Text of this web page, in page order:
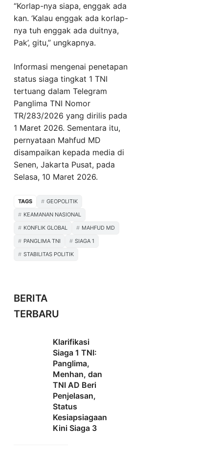
“Korlap-nya siapa, enggak ada
kan. ‘Kalau enggak ada korlap-
nya tuh enggak ada duitnya,
Pak’, gitu,” ungkapnya.
Informasi mengenai penetapan
status siaga tingkat 1 TNI
tertuang dalam Telegram
Panglima TNI Nomor
TR/283/2026 yang dirilis pada
1 Maret 2026. Sementara itu,
pernyataan Mahfud MD
disampaikan kepada media di
Senen, Jakarta Pusat, pada
Selasa, 10 Maret 2026.
TAGS
GEOPOLITIK
KEAMANAN NASIONAL
KONFLIK GLOBAL
MAHFUD MD
PANGLIMA TNI
SIAGA 1
STABILITAS POLITIK
BERITA
TERBARU
Klarifikasi
Siaga 1 TNI:
Panglima,
Menhan, dan
TNI AD Beri
Penjelasan,
Status
Kesiapsiagaan
Kini Siaga 3